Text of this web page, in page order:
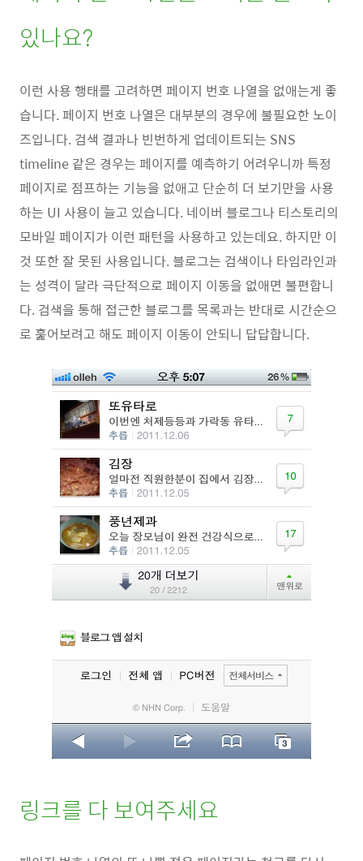
있나요?
이런 사용 행태를 고려하면 페이지 번호 나열을 없애는게 좋
습니다. 페이지 번호 나열은 대부분의 경우에 불필요한 노이
즈입니다. 검색 결과나 빈번하게 업데이트되는 SNS
timeline 같은 경우는 페이지를 예측하기 어려우니까 특정
페이지로 점프하는 기능을 없애고 단순히 더 보기만을 사용
하는 UI 사용이 늘고 있습니다. 네이버 블로그나 티스토리의
모바일 페이지가 이런 패턴을 사용하고 있는데요. 하지만 이
것 또한 잘 못된 사용입니다. 블로그는 검색이나 타임라인과
는 성격이 달라 극단적으로 페이지 이동을 없애면 불편합니
다. 검색을 통해 접근한 블로그를 목록과는 반대로 시간순으
로 훑어보려고 해도 페이지 이동이 안되니 답답합니다.
링크를 다 보여주세요